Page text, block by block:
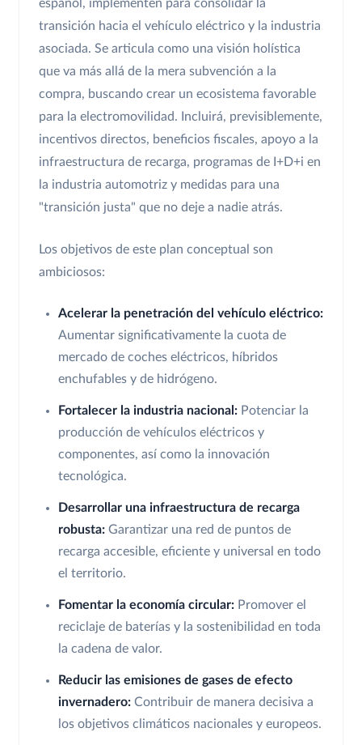
español, implementen para consolidar la
transición hacia el vehículo eléctrico y la industria
asociada. Se articula como una visión holística
que va más allá de la mera subvención a la
compra, buscando crear un ecosistema favorable
para la electromovilidad. Incluirá, previsiblemente,
incentivos directos, beneficios fiscales, apoyo a la
infraestructura de recarga, programas de I+D+i en
la industria automotriz y medidas para una
"transición justa" que no deje a nadie atrás.
Los objetivos de este plan conceptual son
ambiciosos:
Acelerar la penetración del vehículo eléctrico:
Aumentar significativamente la cuota de
mercado de coches eléctricos, híbridos
enchufables y de hidrógeno.
Fortalecer la industria nacional: Potenciar la
producción de vehículos eléctricos y
componentes, así como la innovación
tecnológica.
Desarrollar una infraestructura de recarga
robusta: Garantizar una red de puntos de
recarga accesible, eficiente y universal en todo
el territorio.
Fomentar la economía circular: Promover el
reciclaje de baterías y la sostenibilidad en toda
la cadena de valor.
Reducir las emisiones de gases de efecto
invernadero: Contribuir de manera decisiva a
los objetivos climáticos nacionales y europeos.